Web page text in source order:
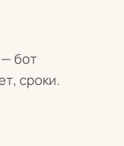
бот
сроки.